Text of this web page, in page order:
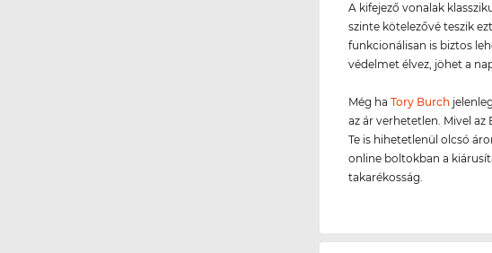
A kifejező vonalak
szinte kötelezővé teszik
funkcionálisan is biztos
védelmet élvez, jöhet a
Még haTory Burch
az ár verhetetlen. Mivel
Te is hihetetlenül olcsó
online boltokban a
takarékosság.